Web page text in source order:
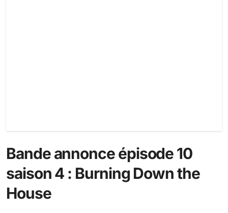
Bande annonce épisode 10
saison 4 : Burning Down the
House